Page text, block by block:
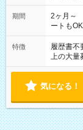
「家族と
など、あ
ーク希望
のお仕事
ません
期間
2ヶ月～
ートもOK
特徴 履歴書不
上の大量
気になる！